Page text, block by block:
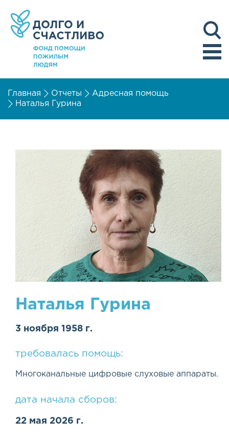
Главная Отчеты
Адресная помощь
Наталья Гурина
Наталья Гурина
3 ноября 1958 г.
требовалась помощь:
Многоканальные цифровые слуховые аппараты.
дата начала сборов:
22 мая 2026 г.